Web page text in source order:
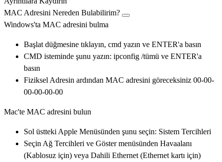
MAC Adresini Nereden Bulabilirim?
Windows'ta MAC adresini bulma
Başlat düğmesine tıklayın, cmd yazın ve ENTER'a basın
CMD isteminde şunu yazın: ipconfig /tümü ve ENTER'a
basın
Fiziksel Adresin ardından MAC adresini göreceksiniz 00-00-
00-00-00-00
Mac'te MAC adresini bulun
Sol üstteki Apple Menüsünden şunu seçin: Sistem Tercihleri
Seçin Ağ Tercihleri ve Göster menüsünden Havaalanı
(Kablosuz için) veya Dahili Ethernet (Ethernet kartı için)